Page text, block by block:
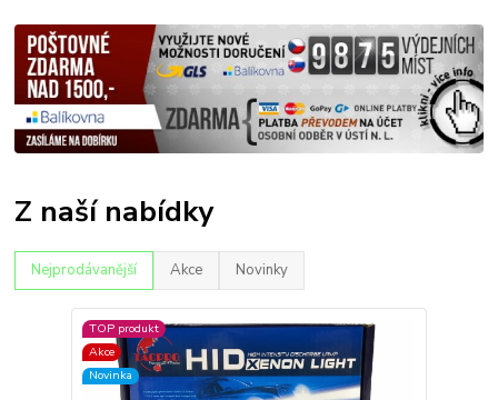
Z naší nabídky
Nejprodávanější Akce Novinky
TOP produkt
Akce
Novinka